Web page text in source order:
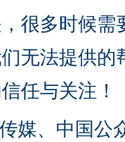
很多时候
无法提供
任与关注！
媒、中国公